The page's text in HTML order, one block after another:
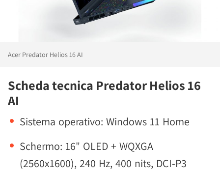
Acer Predator Helios 16 AI
Scheda tecnica Predator Helios 16
AI
Sistema operativo: Windows 11 Home
Schermo: 16" OLED + WQXGA
(2560x1600), 240 Hz, 400 nits, DCI-P3